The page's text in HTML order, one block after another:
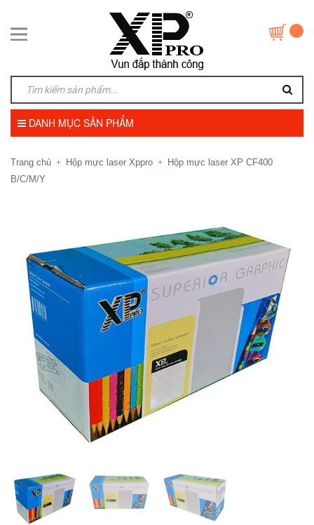
DANH MỤC SẢN PHẨM
Trang chủ + Hộp mực laser Xppro +
Hộp mực laser XP CF400
B/C/M/Y